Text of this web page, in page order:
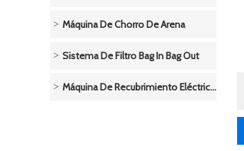
Máquina De Chorro De Arena
Sistema De Filtro Bag In Bag Out
Máquina De Recubrimiento Eléctrico/Sistema De Pulverización De Polvo